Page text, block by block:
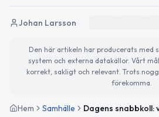
Johan Larsson
Den här artikeln har producerats med
system och externa datakällor. Vårt
korrekt, sakligt och relevant. Trots
förekomma.
Hem Samhälle